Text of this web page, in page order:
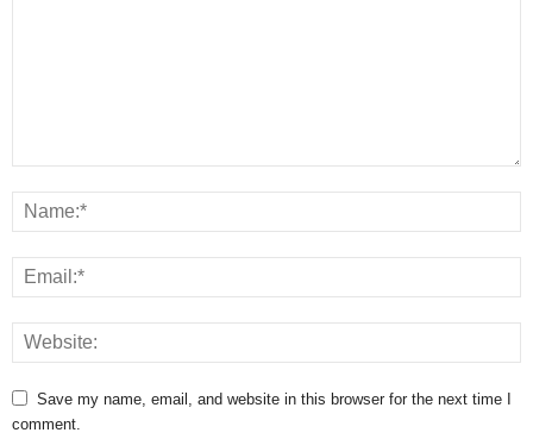
Save my name, email, and website in this browser for the next time I
comment.